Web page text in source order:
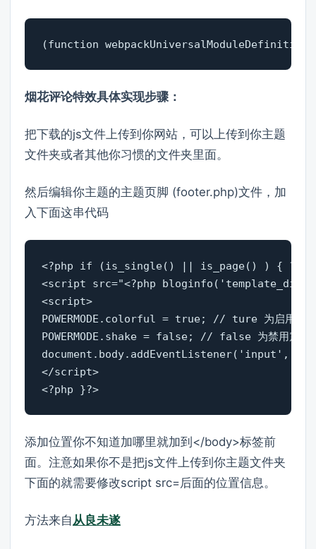
(function
烟花评论特效具体实现步骤：
把下载的js文件上传到你网站，可以上传到你主题
文件夹或者其他你习惯的文件夹里面。
然后编辑你主题的主题页脚 (footer.php)文件，加
入下面这串代码
<?php if (is_single() || is_page() ) { ?>
<script src="<?php
<script>
POWERMODE.colorful = true; // ture 为启用礼花
POWERMODE.shake = false; // false 为禁用震动
document.body.addEventListener('input',
</script>
<?php }?>
添加位置你不知道加哪里就加到</body>标签前
面。注意如果你不是把js文件上传到你主题文件夹
下面的就需要修改script src=后面的位置信息。
方法来自从良未遂